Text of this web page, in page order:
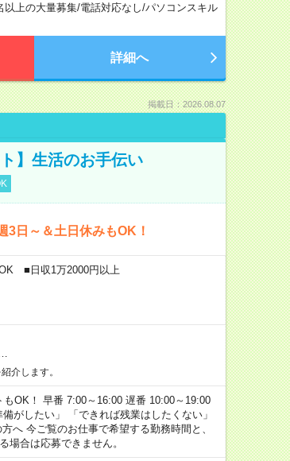
以上の大量募集/電話対応なし/パソコンスキル
詳細へ
掲載日：2026.08.07
】生活のお手伝い
日～＆土日休みもOK！
■日収1万2000円以上
介します。
OK！ 早番 7:00～16:00 遅番 10:00～19:00
がしたい」 「できれば残業はしたくない」
へ 今ご覧のお仕事で希望する勤務時間と、
場合は応募できません。